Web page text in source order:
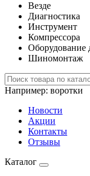
Везде
Диагностика
Инструмент
Компрессора
Шиномонтаж
Например: воротки
Новости
Акции
Контакты
Отзывы
Каталог